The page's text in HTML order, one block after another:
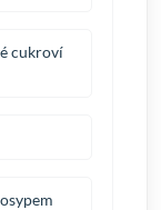
cukroví